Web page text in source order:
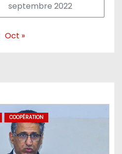
septembre 2022
Oct »
COOPÉRATION